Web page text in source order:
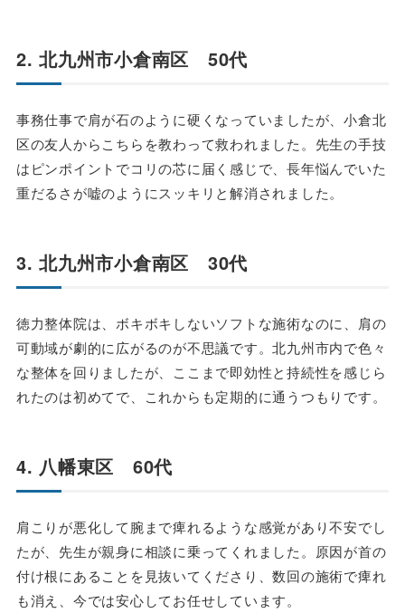
2. 北九州市小倉南区 50代
事務仕事で肩が石のように硬くなっていましたが、小倉北
区の友人からこちらを教わって救われました。先生の手技
はピンポイントでコリの芯に届く感じで、長年悩んでいた
重だるさが嘘のようにスッキリと解消されました。
3. 北九州市小倉南区 30代
徳力整体院は、ボキボキしないソフトな施術なのに、肩の
可動域が劇的に広がるのが不思議です。北九州市内で色々
な整体を回りましたが、ここまで即効性と持続性を感じら
れたのは初めてで、これからも定期的に通うつもりです。
4. 八幡東区 60代
肩こりが悪化して腕まで痺れるような感覚があり不安でし
たが、先生が親身に相談に乗ってくれました。原因が首の
付け根にあることを見抜いてくださり、数回の施術で痺れ
も消え、今では安心してお任せしています。